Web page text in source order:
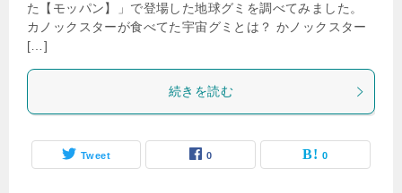
た【モッパン】」で登場した地球グミを調べてみました。
カノックスターが食べてた宇宙グミとは？ かノックスター
[…]
続きを読む
Tweet 0 0